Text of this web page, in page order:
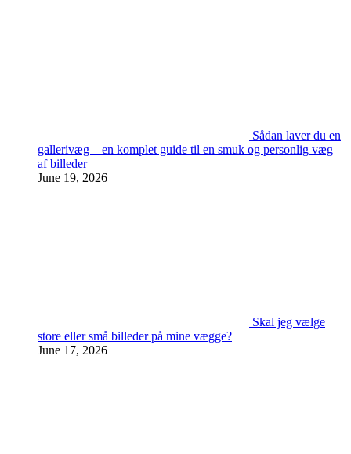
Sådan laver du en
gallerivæg – en komplet guide til en smuk og personlig væg
af billeder
June 19, 2026
Skal jeg vælge
store eller små billeder på mine vægge?
June 17, 2026